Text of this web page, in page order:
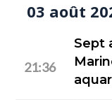
03 août
21:36
Sept